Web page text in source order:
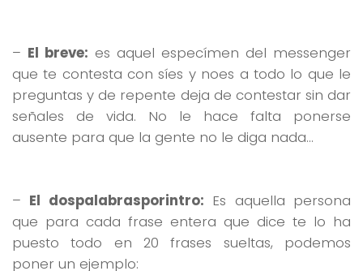
– El breve: es aquel especímen del messenger
que te contesta con síes y noes a todo lo que le
preguntas y de repente deja de contestar sin dar
señales de vida. No le hace falta ponerse
ausente para que la gente no le diga nada…
– El dospalabrasporintro: Es aquella persona
que para cada frase entera que dice te lo ha
puesto todo en 20 frases sueltas, podemos
poner un ejemplo: